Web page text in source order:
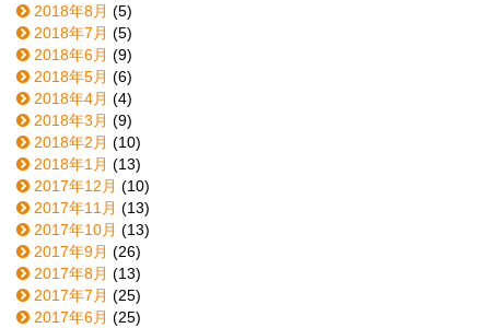
2018年8月 (5)
2018年7月 (5)
2018年6月 (9)
2018年5月 (6)
2018年4月 (4)
2018年3月 (9)
2018年2月 (10)
2018年1月 (13)
2017年12月 (10)
2017年11月 (13)
2017年10月 (13)
2017年9月 (26)
2017年8月 (13)
2017年7月 (25)
2017年6月 (25)